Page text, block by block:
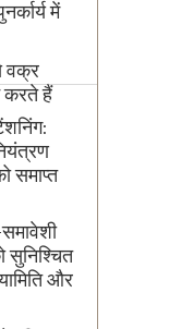
में
वक्र
करते हैं
समाप्त
सुनिश्चित
और